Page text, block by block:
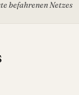
befahrenen Netzes